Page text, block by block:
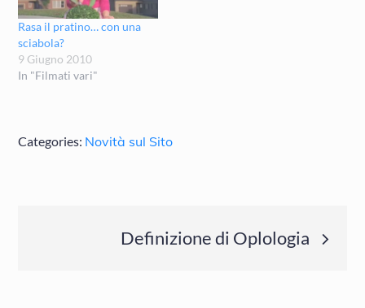
Rasa il pratino… con una
sciabola?
9 Giugno 2010
In "Filmati vari"
Categories: Novità sul Sito
Navigazione
Definizione di Oplologia